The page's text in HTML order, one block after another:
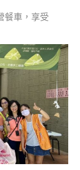
餐車，享受